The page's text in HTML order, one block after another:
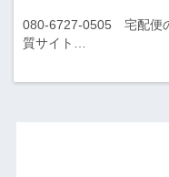
080-6727-0505 宅配便
質サイト…